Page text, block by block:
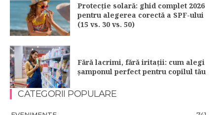
Protecție solară: ghid complet 2026
pentru alegerea corectă a SPF-ului
(15 vs. 30 vs. 50)
Fără lacrimi, fără iritații: cum alegi
șamponul perfect pentru copilul tău
CATEGORII POPULARE